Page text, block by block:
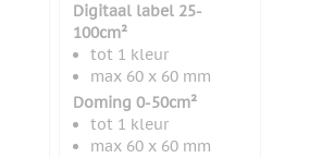
Digitaal label 25-
100cm²
tot 1 kleur
max 60 x 60 mm
Doming 0-50cm²
tot 1 kleur
max 60 x 60 mm